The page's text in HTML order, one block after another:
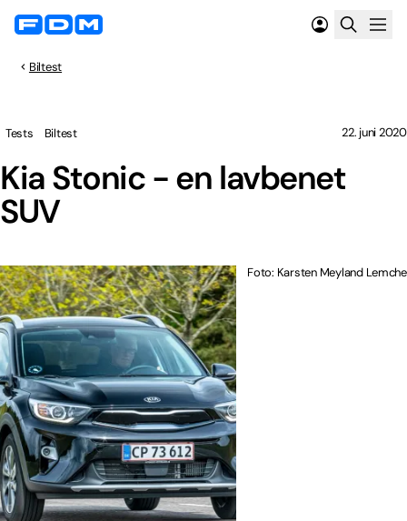
Biltest
Kia Stonic - en lavbenet
SUV
Tests Biltest 22. juni 2020
Foto: Karsten Meyland Lemche